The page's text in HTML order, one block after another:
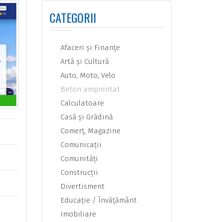
CATEGORII
Afaceri şi Finanţe
Artă şi Cultură
Auto, Moto, Velo
Beton amprentat
Calculatoare
Casă şi Grădină
Comerţ, Magazine
Comunicaţii
Comunităţi
Construcţii
Divertisment
Educaţie / Învăţământ
Imobiliare